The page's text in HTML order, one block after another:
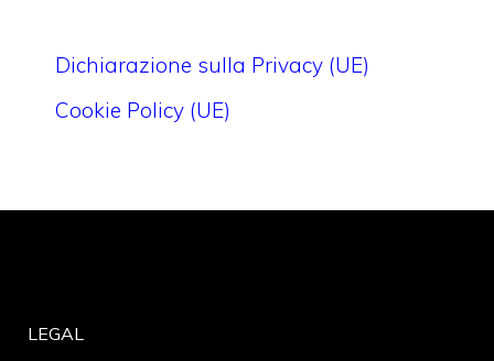
Dichiarazione sulla Privacy (UE)
Cookie Policy (UE)
LEGAL